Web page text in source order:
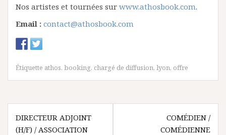
Nos artistes et tournées sur www.athosbook.com.
Email : contact@athosbook.com
Étiquette athos, booking, chargé de diffusion, lyon, offre
N
DIRECTEUR ADJOINT
(H/F) / ASSOCIATION
COMÉDIEN /
COMÉDIENNE